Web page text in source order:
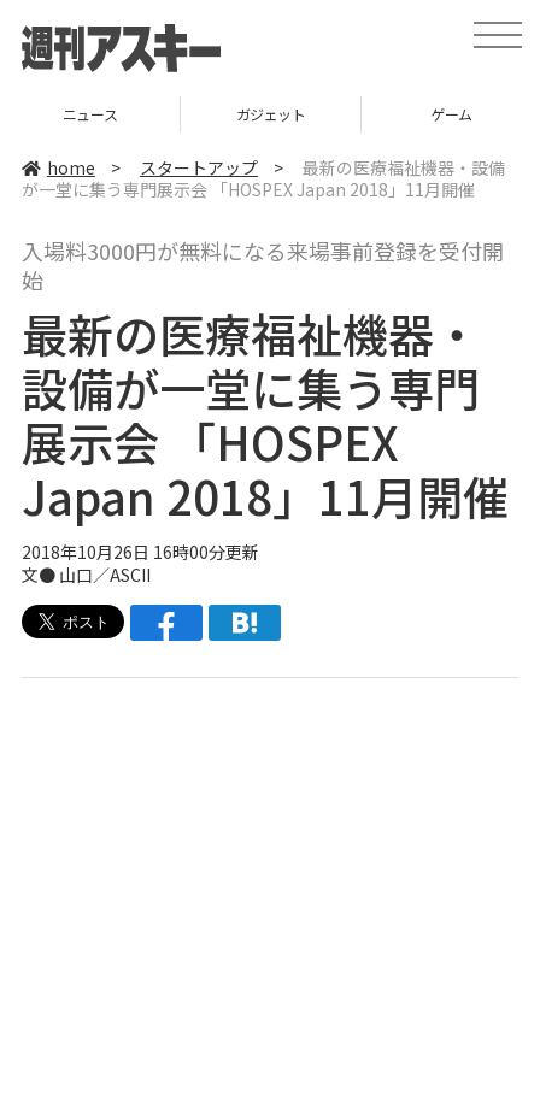
t
o
v
t
i
ニュース ガジェット ゲーム
home > スタートアップ >
最新の医療福祉機器・設備
が一堂に集う専門展示会 「HOSPEX Japan 2018」11月開催
入場料3000円が無料になる来場事前登録を受付開
始
最新の医療福祉機器・
設備が一堂に集う専門
展示会 「HOSPEX
Japan 2018」11月開催
2018年10月26日 16時00分更新
文● 山口／ASCII